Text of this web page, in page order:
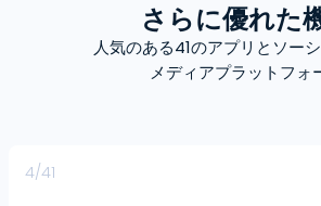
さらに優れた
人気のある41のアプリとソー
メディアプラットフォ
4/41